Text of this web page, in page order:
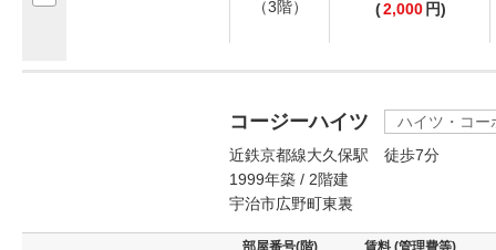
（3階）
(2,000 円)
コージーハイツ
ハイツ・コー
近鉄京都線大久保駅 徒歩7分
1999年築 / 2階建
宇治市広野町東裏
部屋番号(階) 賃料 (管理費等)